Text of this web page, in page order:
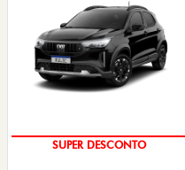
SUPER DESCONTO